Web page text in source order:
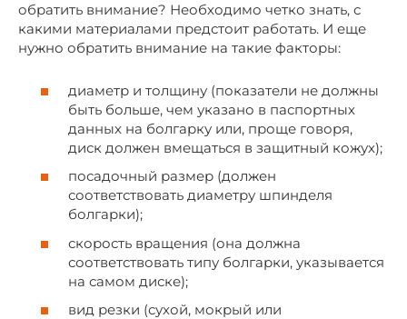
обратить внимание? Необходимо четко знать, с
какими материалами предстоит работать. И еще
нужно обратить внимание на такие факторы:
диаметр и толщину (показатели не должны
быть больше, чем указано в паспортных
данных на болгарку или, проще говоря,
диск должен вмещаться в защитный кожух);
посадочный размер (должен
соответствовать диаметру шпинделя
болгарки);
скорость вращения (она должна
соответствовать типу болгарки, указывается
на самом диске);
вид резки (сухой, мокрый или